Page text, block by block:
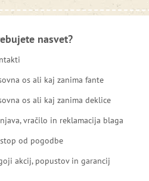
nasvet?
os ali kaj zanima fante
os ali kaj zanima deklice
vračilo in reklamacija blaga
od pogodbe
akcij, popustov in garancij